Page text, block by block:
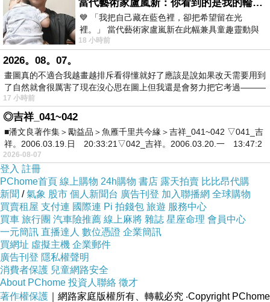
作的「基本規則」或「框架」，反而是當作一個
該被改革、挑戰的機制。在這種思維下，憲法根
本不可能（如憲政主義成熟的歐美各國般）做為
政治鬥爭的最高裁決規範，發揮定份止爭的功
能。
因此，憲政改革也就成了「永無止盡」的志業—
革命永遠尚未成功！凡是主張憲改、挑戰現狀的
人，就可以佔據政治論述的制高點；反之，那些
不合時宜拼命主張「護憲守憲」的人，就很容易
成為「保守派」。
既然憲法本來就不好，那麼陳水扁以及其他的政
治人物蔑視、扭曲憲法，又有什麼錯呢？每到選
舉就（宣稱）要拿憲法開刀，不也是自然不過了
嗎？在政治上，這麼好用的（口頭）武器，誰捨
得不用呢？陳水扁總統只是這個「鄙夷憲法」的
當代藝術家盧嵐新：你看到的是我的輪廓，還是你的故事？——藏在藍色裡的希望與光
💙 「我把自己藏在藍色裡，卻把希望留在光
裡。」 當代藝術家盧嵐新在此幅兼具童趣靈動與
抽象韻味的新作中，用湛藍的羽翼般色塊包覆著
18 小時前
2026。08。07。
畫圖真的不適合我越畫越排斥看得懂就好了應該是說如果改天需要用到
了自然就會很厲害了現在沒心思在圖上但我還是會努力把它考過———
17 小時前
◎吉祥_041~042
■潘文良著作集＞勵益品＞魚雁千里共今緣＞吉祥_041~042 ▽041_吉
祥。2006.03.19.日 20:33:21▽042_吉祥。2006.03.20.一 13:47:2
2026-08-07
登入 註冊
PChome首頁 線上購物 24h購物 書店 露天拍賣 比比昂代購
新聞 /氣象 股市 個人新聞台 廣告刊登 加入聯播網 全球購物
買賣租屋 支付連 國際連 Pi 拍錢包 旅遊 服務中心
買車 旅行團 汽車險推薦 線上麻將 雜誌 星座命理 會員中心
一元簡訊 直播達人 數位憑證 企業簡訊
買網址 虛擬主機 企業郵件
廣告刊登 隱私權聲明
消費者保護 兒童網路安全
About PChome 投資人聯絡 徵才
著作權保護 ｜網路家庭版權所有、轉載必究 ‧Copyright PChome